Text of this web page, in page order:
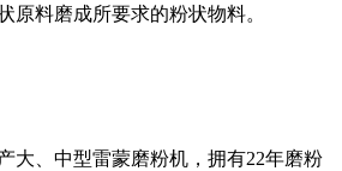
原料磨成所要求的粉状物料。
大、中型雷蒙磨粉机，拥有22年磨粉